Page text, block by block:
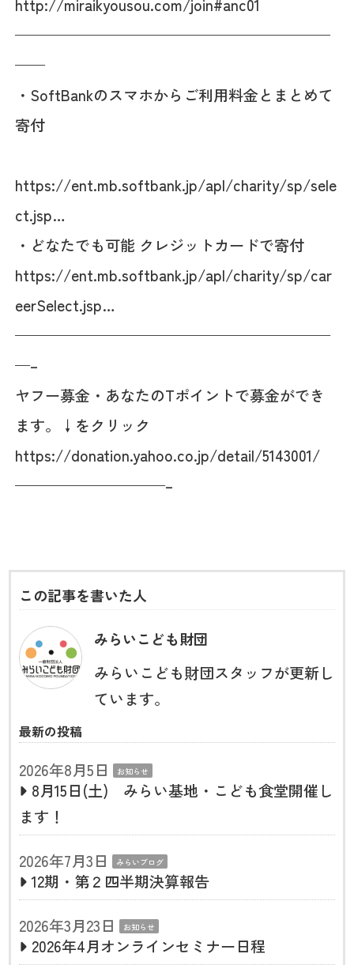
http://miraikyousou.com/join#anc01
—————————————————————
——
・SoftBankのスマホからご利用料金とまとめて
寄付
https://ent.mb.softbank.jp/apl/charity/sp/sele
ct.jsp…
・どなたでも可能 クレジットカードで寄付
https://ent.mb.softbank.jp/apl/charity/sp/car
eerSelect.jsp…
—————————————————————
—–
ヤフー募金・あなたのTポイントで募金ができ
ます。↓をクリック
https://donation.yahoo.co.jp/detail/5143001/
——————————–
この記事を書いた人
みらいこども財団
みらいこども財団スタッフが更新し
ています。
最新の投稿
2026年8月5日 お知らせ
8月15日(土) みらい基地・こども食堂開催し
ます！
2026年7月3日
みらいブログ
12期・第２四半期決算報告
2026年3月23日
お知らせ
2026年4月オンラインセミナー日程